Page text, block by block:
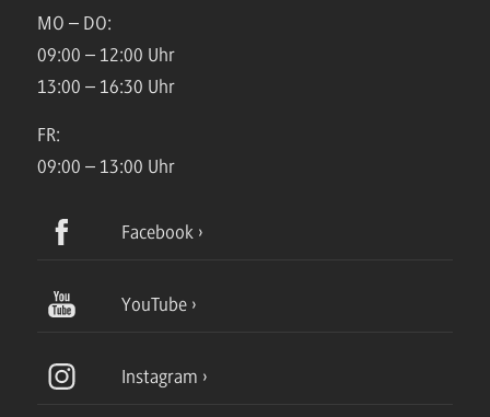
MO – DO:
09:00 – 12:00 Uhr
13:00 – 16:30 Uhr
FR:
09:00 – 13:00 Uhr
Facebook
YouTube
Instagram